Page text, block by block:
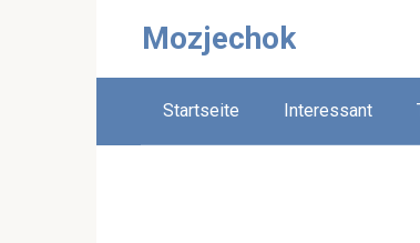
Mozjechok
Startseite Interessant